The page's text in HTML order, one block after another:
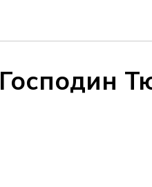
Господин